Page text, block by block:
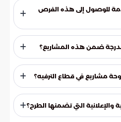
للوصول إلى هذه الفرص
الاستثمارية المطروحة في محافظة
الموحدة للاستثمار البلدي
على المستثمرين الوصول إلى
ضمن هذه المشاريع؟
تتضمن القائمة إنشاء وتشغيل وترميم وصيانة 24 ورشة مخصصة
ورشتين للحدادة وورشة واحدة
الاحتياجات المهنية المتنوعة
مشاريع في قطاع الترفيه؟
ترفيهياً يتمثل في مشروع
من ذلك هو توفير مساحات
والمقيمين في طريف.
التي تضمنها الطرح؟